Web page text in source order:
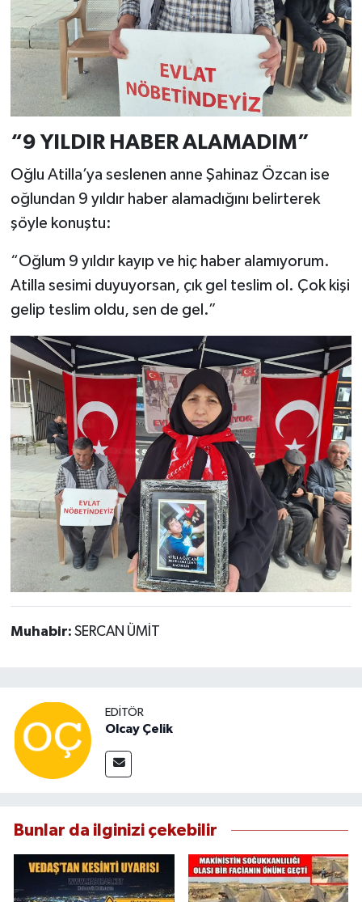
“9 YILDIR HABER ALAMADIM”
Oğlu Atilla’ya seslenen anne Şahinaz Özcan ise
oğlundan 9 yıldır haber alamadığını belirterek
şöyle konuştu:
“Oğlum 9 yıldır kayıp ve hiç haber alamıyorum.
Atilla sesimi duyuyorsan, çık gel teslim ol. Çok kişi
gelip teslim oldu, sen de gel.”
Muhabir: SERCAN ÜMİT
EDITÖR
Olcay Çelik
Bunlar da ilginizi çekebilir